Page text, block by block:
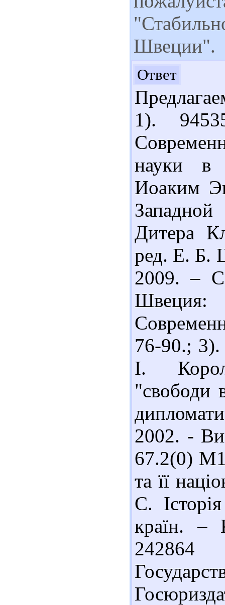
Швеции".
Ответ
1).
науки в
Иоаким
Дитера
ред. Е. Б.
2009. –
Швеция:
76-90.;
І.
"свободи
2002. -
67.2(0)
та її
С.
країн.